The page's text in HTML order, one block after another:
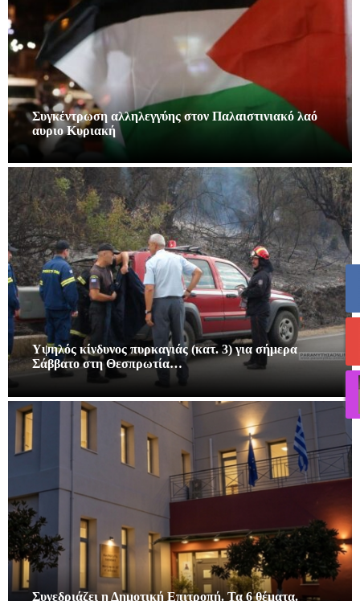
Συγκέντρωση αλληλεγγύης στον Παλαιστινιακό λαό
αυριο Κυριακή
Υψηλός κίνδυνος πυρκαγιάς (κατ. 3) για σήμερα
Σάββατο στη Θεσπρωτία…
Συνεδριάζει η Δημοτική Επιτροπή. Τα 6 θέματα.